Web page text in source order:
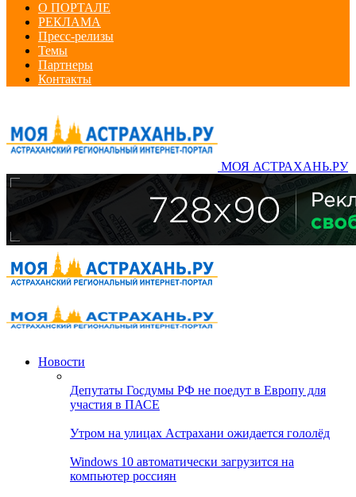
О ПОРТАЛЕ
РЕКЛАМА
Пресс-релизы
Темы
Партнеры
Контакты
МОЯ АСТРАХАНЬ.РУ
Новости
Депутаты Госдумы РФ не поедут в Европу для
участия в ПАСЕ
Утром на улицах Астрахани ожидается гололёд
Windows 10 автоматически загрузится на
компьютер россиян